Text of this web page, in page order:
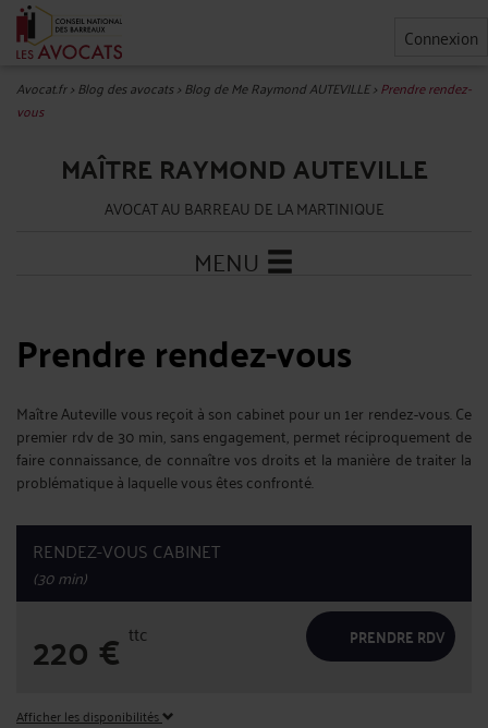
Connexion
Avocat.fr>Blog des avocats>Blog de Me Raymond AUTEVILLE>Prendre rendez-
vous
MAÎTRE RAYMOND AUTEVILLE
AVOCAT AU BARREAU DE LA MARTINIQUE
MENU
Prendre rendez-vous
Maître Auteville vous reçoit à son cabinet pour un 1er rendez-vous. Ce
premier rdv de 30 min, sans engagement, permet réciproquement de
faire connaissance, de connaître vos droits et la manière de traiter la
problématique à laquelle vous êtes confronté.
RENDEZ-VOUS CABINET
(30 min)
220€ ttc PRENDRE RDV
Afficher les disponibilités